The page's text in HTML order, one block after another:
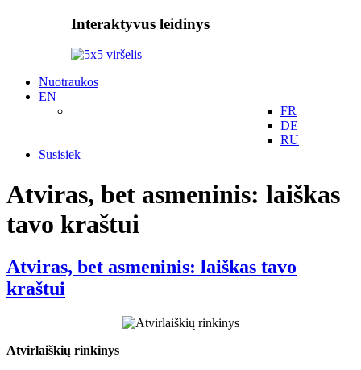
Interaktyvus leidinys
Nuotraukos
EN
FR
DE
RU
Susisiek
Atviras, bet asmeninis: laiškas
tavo kraštui
Atviras, bet asmeninis: laiškas tavo
kraštui
Atvirlaiškių rinkinys